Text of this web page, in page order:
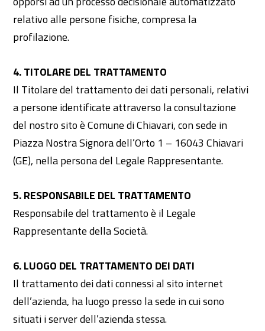
relativo alle persone fisiche, compresa la
profilazione.
4. TITOLARE DEL TRATTAMENTO
Il Titolare del trattamento dei dati personali, relativi
a persone identificate attraverso la consultazione
del nostro sito èComune di Chiavari, con sede in
Piazza Nostra Signora dell’Orto 1 – 16043 Chiavari
(GE), nella persona del Legale Rappresentante.
5. RESPONSABILE DEL TRATTAMENTO
Responsabile del trattamento è il Legale
Rappresentante della Società.
6. LUOGO DEL TRATTAMENTO DEI DATI
Il trattamento dei dati connessi al sito internet
dell’azienda, ha luogo presso la sede in cui sono
situati i server dell’azienda stessa.